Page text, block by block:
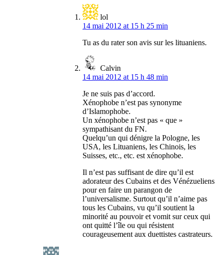
lol
14 mai 2012 at 15 h 25 min
Tu as du rater son avis sur les lituaniens.
Calvin
14 mai 2012 at 15 h 48 min
Je ne suis pas d’accord.
Xénophobe n’est pas synonyme
d’Islamophobe.
Un xénophobe n’est pas « que »
sympathisant du FN.
Quelqu’un qui dénigre la Pologne, les
USA, les Lituaniens, les Chinois, les
Suisses, etc., etc. est xénophobe.
Il n’est pas suffisant de dire qu’il est
adorateur des Cubains et des Vénézueliens
pour en faire un parangon de
l’universalisme. Surtout qu’il n’aime pas
tous les Cubains, vu qu’il soutient la
minorité au pouvoir et vomit sur ceux qui
ont quitté l’île ou qui résistent
courageusement aux duettistes castrateurs.